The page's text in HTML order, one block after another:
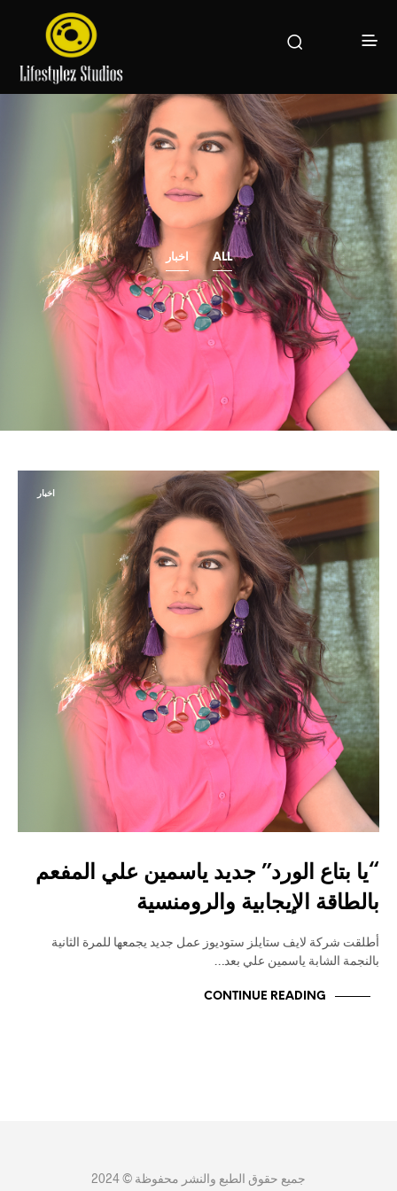
ALL اخبار
اخبار
“يا بتاع الورد” جديد ياسمين علي المفعم
بالطاقة الإيجابية والرومنسية
أطلقت شركة لايف ستايلز ستوديوز عمل جديد يجمعها للمرة الثانية
بالنجمة الشابة ياسمين علي بعد…
CONTINUE READING
جميع حقوق الطبع والنشر محفوظة © 2024